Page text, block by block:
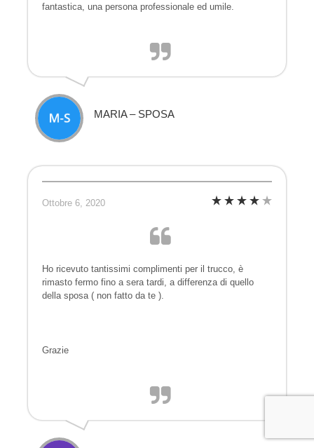
fantastica, una persona professionale ed umile.
MARIA – SPOSA
Ottobre 6, 2020
Ho ricevuto tantissimi complimenti per il trucco, è
rimasto fermo fino a sera tardi, a differenza di quello
della sposa ( non fatto da te ).
Grazie